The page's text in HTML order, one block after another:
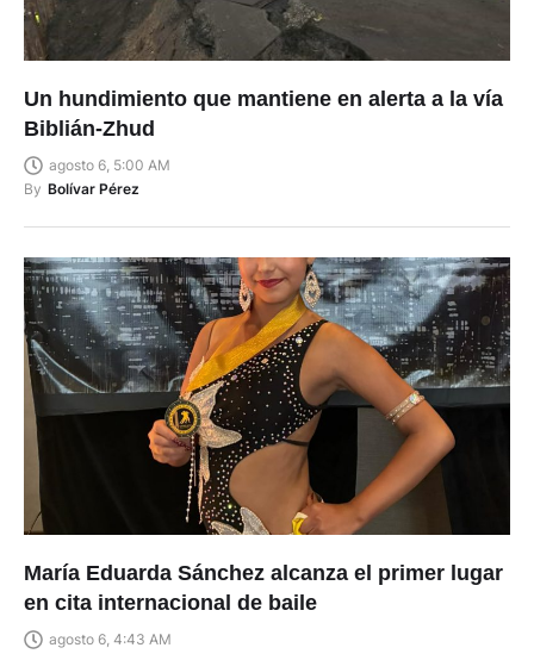
Un hundimiento que mantiene en alerta a la vía
Biblián-Zhud
agosto 6, 5:00 AM
By Bolívar Pérez
María Eduarda Sánchez alcanza el primer lugar
en cita internacional de baile
agosto 6, 4:43 AM